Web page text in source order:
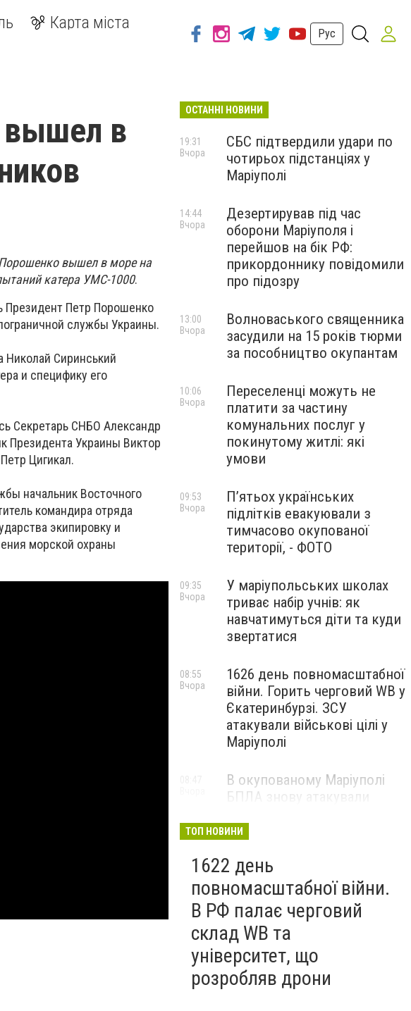
Карта міста
Рус
вышел в
вышел в море на
катера УМС-1000.
Президент Петр Порошенко
службы Украины.
Николай Сиринський
и специфику его
Секретарь СНБО Александр
Президента Украины Виктор
Цигикал.
начальник Восточного
командира отряда
экипировку и
морской охраны
ОСТАННІ НОВИНИ
СБС підтвердили удари по
чотирьох підстанціях у
Маріуполі
19:31
Вчора
Дезертирував під час
оборони Маріуполя і
перейшов на бік РФ:
прикордоннику повідомили
про підозру
14:44
Вчора
Волноваського священника
засудили на 15 років тюрми
за пособництво окупантам
13:00
Вчора
Переселенці можуть не
платити за частину
комунальних послуг у
покинутому житлі: які
умови
10:06
Вчора
П’ятьох українських
підлітків евакуювали з
тимчасово окупованої
території, - ФОТО
09:53
Вчора
У маріупольських школах
триває набір учнів: як
навчатимуться діти та куди
звертатися
09:35
Вчора
1626 день повномасштабної
війни. Горить черговий WB у
Єкатеринбурзі. ЗСУ
атакували військові цілі у
Маріуполі
08:55
Вчора
В окупованому Маріуполі
БПЛА знову атакували
— ВІДЕО
ТОП НОВИНИ
1622 день
повномасштабної війни.
В РФ палає черговий
склад WB та
університет, що
розробляв дрони